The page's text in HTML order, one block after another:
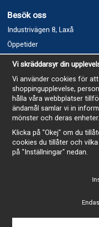
Besök oss
Industrivägen 8, Laxå
Öppetider
Vecka 32
Måndag kl 9-12, kl 13 - 15
Onsdag kl 9-12, kl 13 - 15
Tisdag, Tordag och Fredag
E-Handelsbutiken är öppen
sommaren
Vi skräddarsyr din
Vi använder cookies för
shoppingupplevelse,
hålla våra webbplatser
ändamål samlar vi in
mönster och deras enheter.
Klicka på "Okej" om du
cookies du tillåter och
på "Inställningar" nedan.